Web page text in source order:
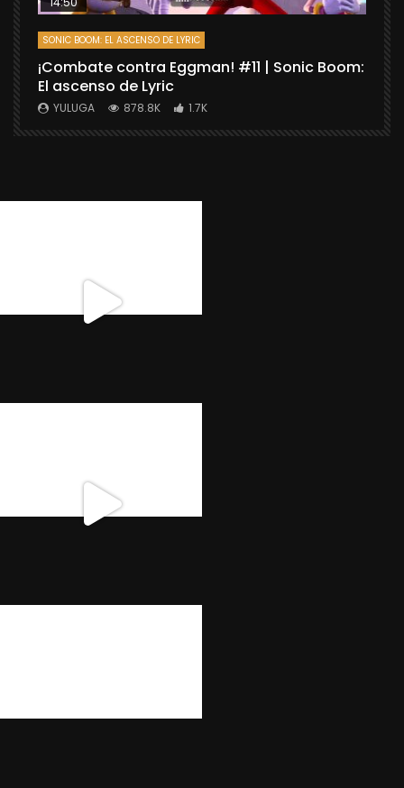
SONIC BOOM: EL ASCENSO DE LYRIC
¡Combate contra Eggman! #11 | Sonic Boom:
El ascenso de Lyric
YULUGA 878.8K 1.7K